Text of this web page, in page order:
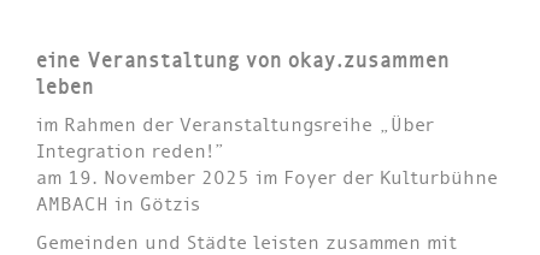
eine Veranstaltung von okay.zusammen
leben
im Rahmen der Veranstaltungsreihe „Über
Integration reden!”
am 19. November 2025 im Foyer der Kulturbühne
AMBACH in Götzis
Gemeinden und Städte leisten zusammen mit